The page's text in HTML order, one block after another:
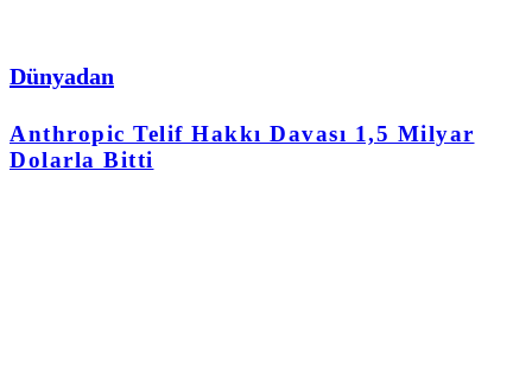
Dünyadan
Anthropic Telif Hakkı Davası 1,5 Milyar
Dolarla Bitti